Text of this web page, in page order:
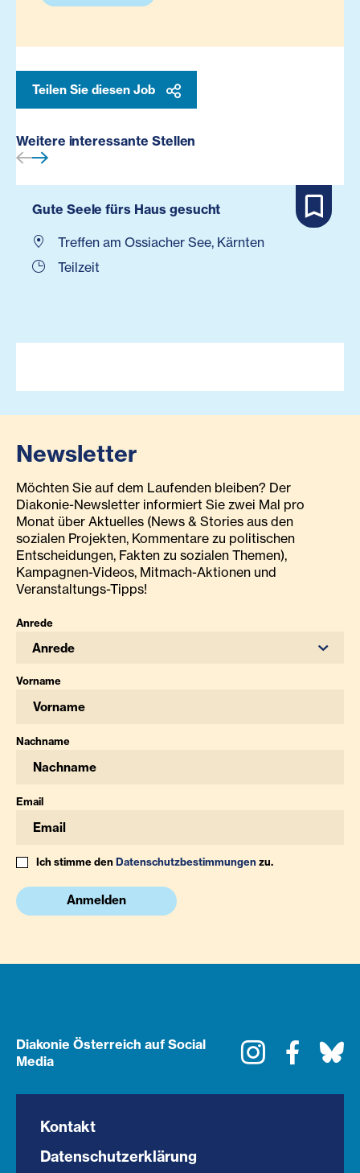
Teilen Sie diesen Job
Weitere interessante Stellen
Gute Seele fürs Haus gesucht
Treffen am Ossiacher See, Kärnten
Teilzeit
Newsletter
Möchten Sie auf dem Laufenden bleiben? Der
Diakonie-Newsletter informiert Sie zwei Mal pro
Monat über Aktuelles (News & Stories aus den
sozialen Projekten, Kommentare zu politischen
Entscheidungen, Fakten zu sozialen Themen),
Kampagnen-Videos, Mitmach-Aktionen und
Veranstaltungs-Tipps!
Anrede
Anrede
Vorname
Nachname
Email
Ich stimme denDatenschutzbestimmungenzu.
Anmelden
Diakonie Österreich auf Social
Media
Instagram
Kontakt
Datenschutzerklärung